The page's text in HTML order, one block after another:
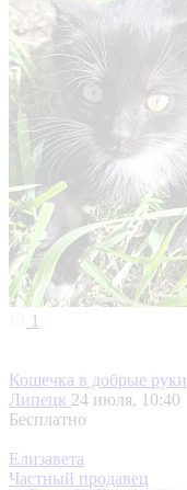
1
Кошечка в добрые руки
Липецк 24 июля, 10:40
Бесплатно
Елизавета
Частный продавец